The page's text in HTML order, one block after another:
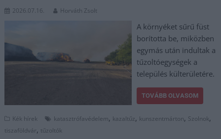
2026.07.16. Horváth Zsolt
A környéket sűrű füst
borította be, miközben
egymás után indultak a
tűzoltóegységek a
település külterületére.
TOVÁBB OLVASOM
Kék hírek katasztrófavédelem, kazaltűz, kunszentmárton, Szolnok,
tiszaföldvár, tűzoltók